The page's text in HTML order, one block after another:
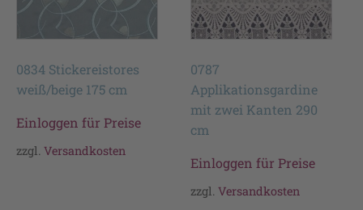
0834 Stickereistores
weiß/beige 175 cm
Einloggen für Preise
zzgl. Versandkosten
0787
Applikationsgardine
mit zwei Kanten 290
cm
Einloggen für Preise
zzgl.Versandkosten